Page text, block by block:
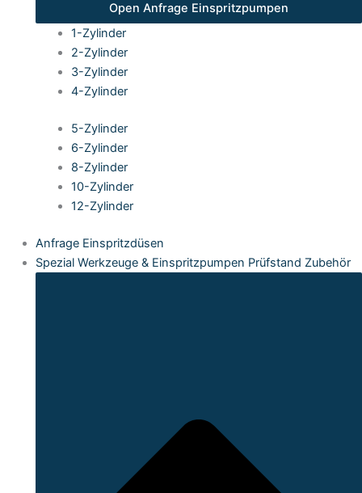
Open Anfrage Einspritzpumpen
1-Zylinder
2-Zylinder
3-Zylinder
4-Zylinder
5-Zylinder
6-Zylinder
8-Zylinder
10-Zylinder
12-Zylinder
Anfrage Einspritzdüsen
Spezial Werkzeuge & Einspritzpumpen Prüfstand Zubehör